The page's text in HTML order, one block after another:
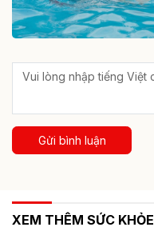
Gửi bình luận
XEM THÊM SỨC KHỎE